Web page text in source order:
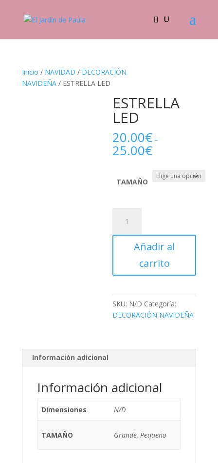
Inicio / NAVIDAD / DECORACIÓN
NAVIDEÑA/ ESTRELLA LED
ESTRELLA
LED
20.00€ –
25.00€
TAMAÑO
cantidad
Añadir al
carrito
SKU: N/D Categoría:
DECORACIÓN NAVIDEÑA
Información adicional
Información adicional
Dimensiones N/D
TAMAÑO Grande, Pequeño